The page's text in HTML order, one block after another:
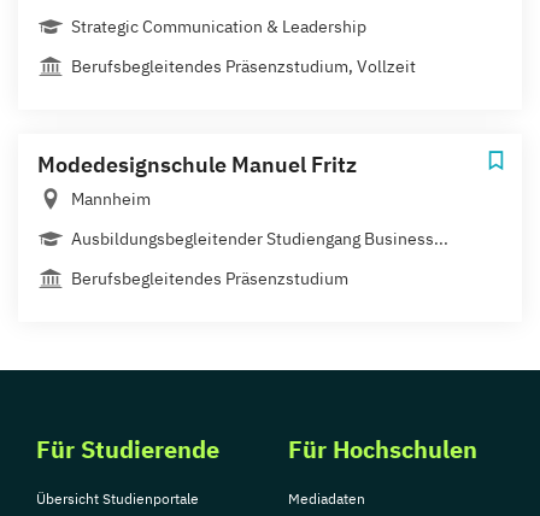
Strategic Communication & Leadership
Berufsbegleitendes Präsenzstudium, Vollzeit
Modedesignschule Manuel Fritz
Mannheim
Ausbildungsbegleitender Studiengang Business...
Berufsbegleitendes Präsenzstudium
Für Studierende
Übersicht Studienportale
Für Hochschulen
Mediadaten